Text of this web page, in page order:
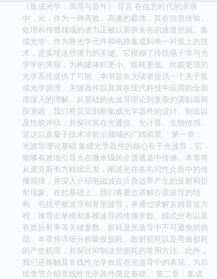
《集成光学：原理与器件》 导言 在信息时代的浪潮
中，光，作为一种高效、高速的载体，其在信息传输、
处理和传感领域的潜力正被以前所未有的速度挖掘。集
成光学，作为将光学元件和电路集成到单一衬底上的技
术，是实现这些潜力的关键。它模糊了传统电子学与光
学学的界限，为构建体积更小、能耗更低、性能更强的
光学系统提供了可能。本书旨在为读者提供一个关于集
成光学原理、关键器件以及其在现代科技中应用的全面
而深入的理解。从基础的光波导理论到复杂的调制器和
探测器，我们将层层剖析集成光学器件的设计、制造以
及性能评估，并探讨其在光通信、光计算、生物传感、
雷达以及量子技术等前沿领域的广阔前景。 第一章：
光波导理论基础 集成光学器件的核心在于光波导，它
能够有效地引导光在微米级的介质通道中传播。本章将
从麦克斯韦方程组出发，阐述光在各向同性介质中的传
播规律，并深入介绍电磁波在介质边界产生的反射和折
射现象。在此基础上，我们将重点讲解介质波导的结
构，包括平板波导和脊形波导，并通过求解亥姆霍兹方
程，推导出单模和多模波导的传播常数、模式分布以及
有效折射率等关键参数。损耗是光波导中不可避免的挑
战，本章将详细分析吸收损耗、散射损耗以及弯曲损耗
的产生机理，并探讨抑制这些损耗的常用方法。此外，
我们还将触及非线性光学效应在光波导中的表现，为后
续章节介绍非线性光学器件奠定基础。 第二章：集成